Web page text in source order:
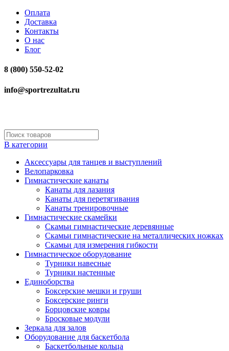
Оплата
Доставка
Контакты
О нас
Блог
8 (800) 550-52-02
info@sportrezultat.ru
В категории
Аксессуары для танцев и выступлений
Велопарковка
Гимнастические канаты
Канаты для лазания
Канаты для перетягивания
Канаты тренировочные
Гимнастические скамейки
Скамьи гимнастические деревянные
Скамьи гимнастические на металлических ножках
Скамьи для измерения гибкости
Гимнастическое оборудование
Турники навесные
Турники настенные
Единоборства
Боксерские мешки и груши
Боксерские ринги
Борцовские ковры
Бросковые модули
Зеркала для залов
Оборудование для баскетбола
Баскетбольные кольца